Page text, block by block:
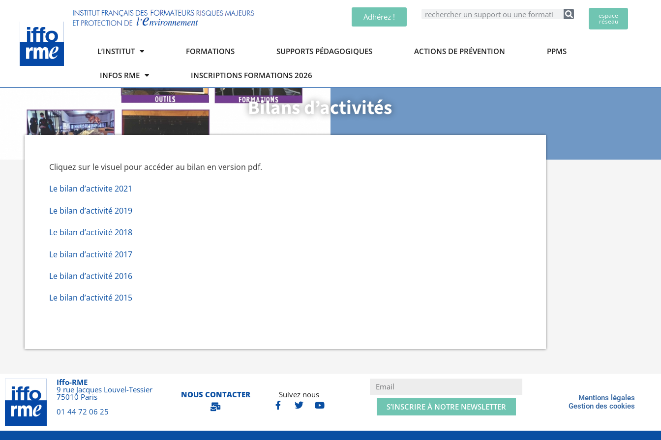
Adhérez ! espace
réseau
L’INSTITUT FORMATIONS SUPPORTS PÉDAGOGIQUES ACTIONS DE PRÉVENTION PPMS
INFOS RME INSCRIPTIONS FORMATIONS 2026
Bilans d’activités
Cliquez sur le visuel pour accéder au bilan en version pdf.
Le bilan d’activite 2021
Le bilan d’activité 2019
Le bilan d’activité 2018
Le bilan d’activité 2017
Le bilan d’activité 2016
Le bilan d’activité 2015
Iffo-RME
9 rue Jacques Louvel-Tessier
75010 Paris
01 44 72 06 25
NOUS CONTACTER
Suivez nous
S’INSCRIRE À NOTRE NEWSLETTER
Mentions légales
Gestion des cookies